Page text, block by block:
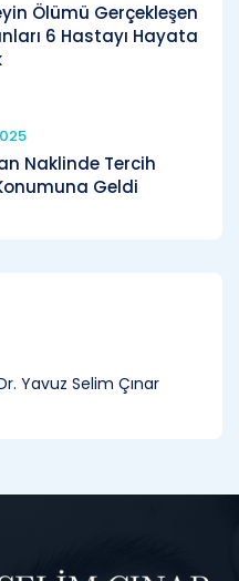
Ölümü Gerçekleşen
6 Hastayı Hayata
Naklinde Tercih
Geldi
Yavuz Selim Çınar